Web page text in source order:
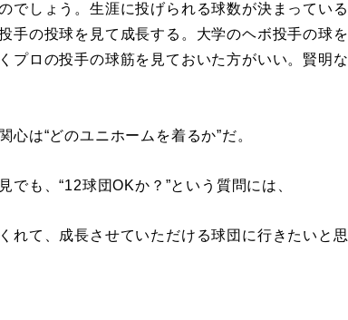
でしょう。生涯に投げられる球数が決まっている
手の投球を見て成長する。大学のヘボ投手の球を
プロの投手の球筋を見ておいた方がいい。賢明な
は“どのユニホームを着るか”だ。
も、“12球団OKか？”という質問には、
て、成長させていただける球団に行きたいと思